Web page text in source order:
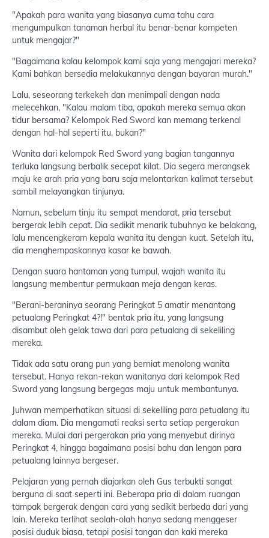
"Apakah para wanita yang biasanya cuma tahu cara
mengumpulkan tanaman herbal itu benar-benar kompeten
untuk mengajar?"
"Bagaimana kalau kelompok kami saja yang mengajari mereka?
Kami bahkan bersedia melakukannya dengan bayaran murah."
Lalu, seseorang terkekeh dan menimpali dengan nada
melecehkan, "Kalau malam tiba, apakah mereka semua akan
tidur bersama? Kelompok Red Sword kan memang terkenal
dengan hal-hal seperti itu, bukan?"
Wanita dari kelompok Red Sword yang bagian tangannya
terluka langsung berbalik secepat kilat. Dia segera merangsek
maju ke arah pria yang baru saja melontarkan kalimat tersebut
sambil melayangkan tinjunya.
Namun, sebelum tinju itu sempat mendarat, pria tersebut
bergerak lebih cepat. Dia sedikit menarik tubuhnya ke belakang,
lalu mencengkeram kepala wanita itu dengan kuat. Setelah itu,
dia menghempaskannya kasar ke bawah.
Dengan suara hantaman yang tumpul, wajah wanita itu
langsung membentur permukaan meja dengan keras.
"Berani-beraninya seorang Peringkat 5 amatir menantang
petualang Peringkat 4?!" bentak pria itu, yang langsung
disambut oleh gelak tawa dari para petualang di sekeliling
mereka.
Tidak ada satu orang pun yang berniat menolong wanita
tersebut. Hanya rekan-rekan wanitanya dari kelompok Red
Sword yang langsung bergegas maju untuk membantunya.
Juhwan memperhatikan situasi di sekeliling para petualang itu
dalam diam. Dia mengamati reaksi serta setiap pergerakan
mereka. Mulai dari pergerakan pria yang menyebut dirinya
Peringkat 4, hingga bagaimana posisi bahu dan lengan para
petualang lainnya bergeser.
Pelajaran yang pernah diajarkan oleh Gus terbukti sangat
berguna di saat seperti ini. Beberapa pria di dalam ruangan
tampak bergerak dengan cara yang sedikit berbeda dari yang
lain. Mereka terlihat seolah-olah hanya sedang menggeser
posisi duduk biasa, tetapi posisi tangan dan kaki mereka